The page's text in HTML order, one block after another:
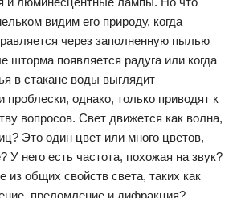
видим его природу, когда
через заполненную пылью
шторма появляется радуга или когда
в стакане воды выглядит
проблески, однако, только приводят к
вопросов. Свет движется как волна,
Это один цвет или много цветов,
него есть частота, похожая на звук?
из общих свойств света, таких как